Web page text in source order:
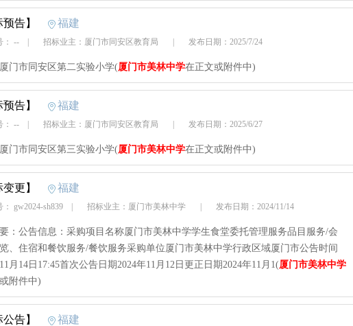
预告】 福建
： -- 招标业主：厦门市同安区教育局 发布日期：2025/7/24
厦门市同安区第二实验小学(厦门市美林中学在正文或附件中)
预告】 福建
： -- 招标业主：厦门市同安区教育局 发布日期：2025/6/27
厦门市同安区第三实验小学(厦门市美林中学在正文或附件中)
变更】 福建
gw2024-sh839 招标业主：厦门市美林中学 发布日期：2024/11/14
：公告信息：采购项目名称厦门市美林中学学生食堂委托管理服务品目服务/会
、住宿和餐饮服务/餐饮服务采购单位厦门市美林中学行政区域厦门市公告时间
月14日17:45首次公告日期2024年11月12日更正日期2024年11月1(厦门市美林中学
附件中)
公告】 福建